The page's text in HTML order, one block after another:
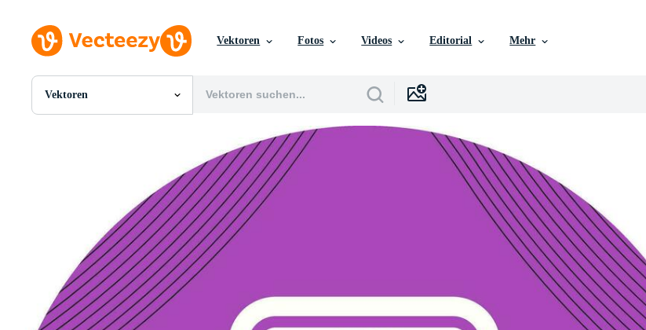
Vektoren Fotos Videos Editorial Mehr
Vektoren
Alle Bilder
Motion Graphics
Redaktionelle Bilder
Redaktionelle Ereignisse